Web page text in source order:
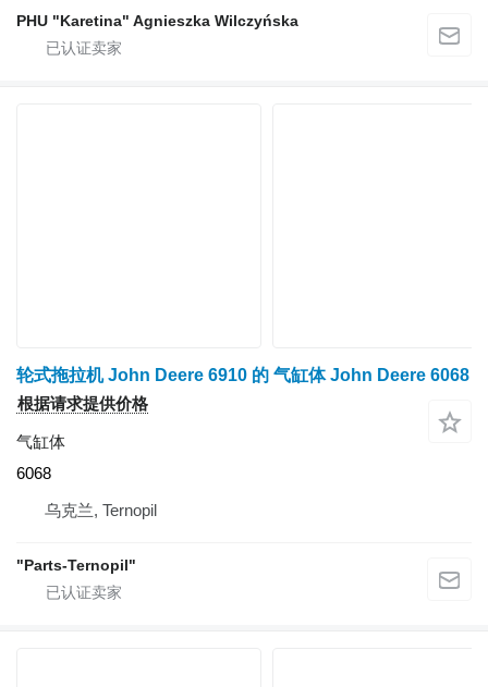
PHU "Karetina" Agnieszka Wilczyńska
轮式拖拉机 John Deere 6910 的 气缸体 John Deere 6068
根据请求提供价格
气缸体
6068
乌克兰, Ternopil
"Parts-Ternopil"